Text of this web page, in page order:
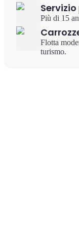
Più di 15
Flotta
turismo.